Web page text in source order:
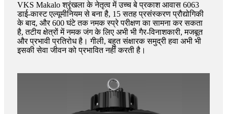
VKS Makalo श्रृंखला के नेतृत्व में उच्च बे प्रकाश आवास 6063
डाई-कास्ट एल्यूमीनियम से बना है, 15 सतह प्रसंस्करण प्रौद्योगिकी
के बाद, और 600 घंटे तक नमक स्प्रे परीक्षण का सामना कर सकता
है, तटीय क्षेत्रों में नमक जंग के लिए अभी भी गैर-विनाशकारी, मजबूत
और प्रभावी प्रतिरोध है। गीली, बहुत संक्षारक समुद्री हवा अभी भी
इसकी सेवा जीवन को प्रभावित नहीं करती है।